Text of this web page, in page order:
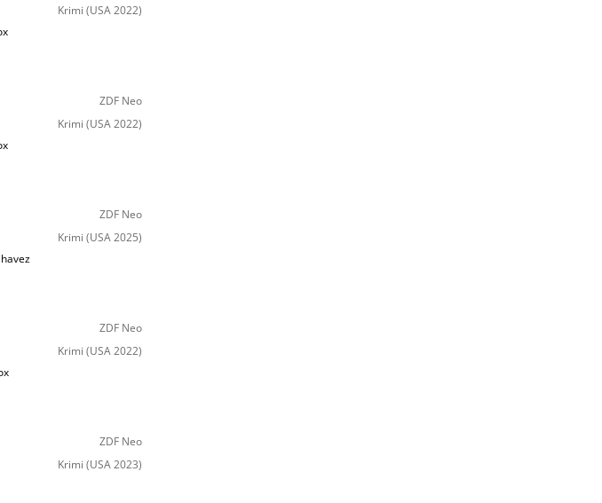
Krimi (USA 2022)
ZDF Neo
Krimi (USA 2022)
ZDF Neo
Krimi (USA 2025)
ZDF Neo
Krimi (USA 2022)
ZDF Neo
Krimi (USA 2023)